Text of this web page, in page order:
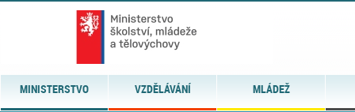
MINISTERSTVO VZDĚLÁVÁNÍ MLÁDEŽ